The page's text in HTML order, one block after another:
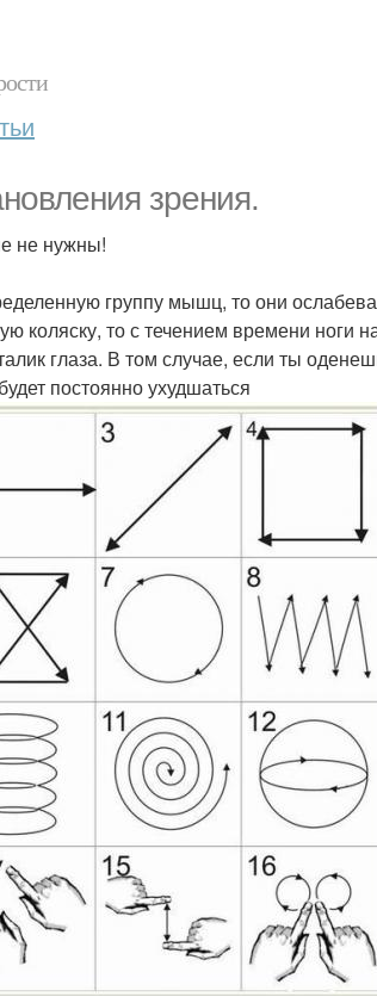
зрения.
не нужны!
группу мышц, то они
коляску, то с течением времени ноги
глаза. В том случае, если ты
постоянно ухудшаться